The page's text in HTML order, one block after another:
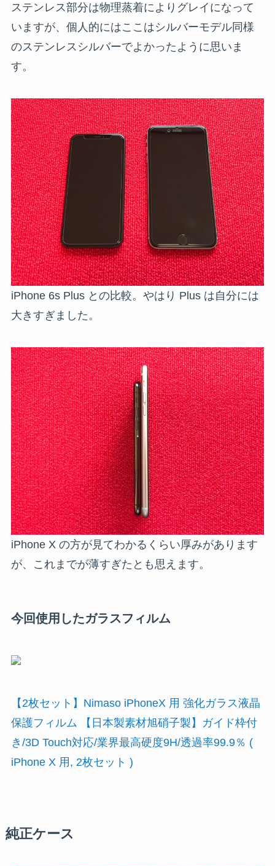
ステンレス部分は物理蒸着によりグレイになって
いますが、個人的にはここはシルバーモデル同様
のステンレスシルバーでよかったように思いま
す。
iPhone 6s Plus との比較。やはり Plus は自分には
大きすぎました。
iPhone X の方が見てわかるくらい厚みがあります
が、これまでが薄すぎたとも思えます。
今回使用したガラスフィルム
【2枚セット】Nimaso iPhoneX 用 強化ガラス液晶
保護フィルム 【日本製素材旭硝子製】ガイド枠付
き/3D Touch対応/業界最高硬度9H/透過率99.9％ (
iPhone X 用, 2枚セット )
純正ケース